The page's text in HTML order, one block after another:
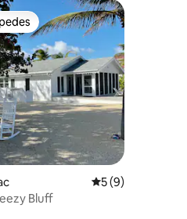
21 avaliações 5 de uma
5 (9)
Bluff